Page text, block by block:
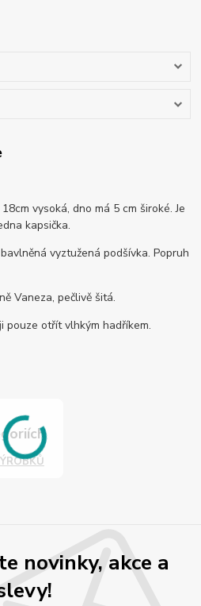
vysoká, dno má 5 cm široké. Je
kapsička.
vyztužená podšívka. Popruh
Vaneza, pečlivě šitá.
pouze otřít vlhkým hadříkem.
novinky, akce a